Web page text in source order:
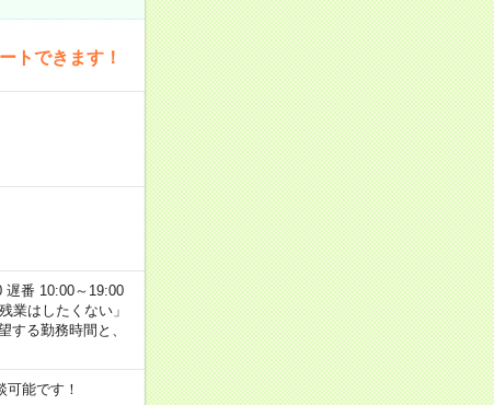
トできます！
遅番 10:00～19:00
業はしたくない」
る勤務時間と、
能です！